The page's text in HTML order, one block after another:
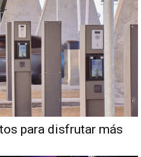
para disfrutar más